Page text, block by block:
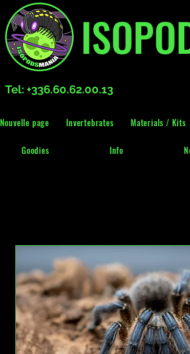
Tel: +336.60.62.00.13
Nouvelle page Invertebrates Materials / Kits
Goodies Info